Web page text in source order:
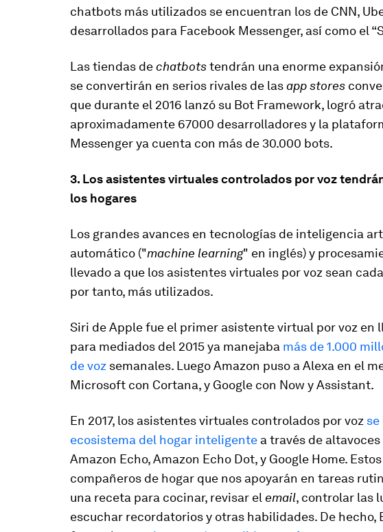
chatbots más utilizados se encuentran los de CNN,
desarrollados para Facebook Messenger, así como el
Las tiendas dechatbotstendrán una enorme
se convertirán en serios rivales de lasapp stores
que durante el 2016 lanzó su Bot Framework, logró
aproximadamente 67000 desarrolladores y la
Messenger ya cuenta con más de 30.000 bots.
3. Los asistentes virtuales controlados por voz
los hogares
Los grandes avances en tecnologías de inteligencia
automático ("machine learning" en inglés) y
llevado a que los asistentes virtuales por voz sean
por tanto, más utilizados.
Siri de Apple fue el primer asistente virtual por voz en
para mediados del 2015 ya manejaba más de 1.000
de voz semanales. Luego Amazon puso a Alexa en el
Microsoft con Cortana, y Google con Now y Assistant.
En 2017, los asistentes virtuales controlados por voz
ecosistema del hogar inteligente a través de
Amazon Echo, Amazon Echo Dot, y Google Home.
compañeros de hogar que nos apoyarán en tareas
una receta para cocinar, revisar el email, controlar las
escuchar recordatorios y otras habilidades. De hecho,